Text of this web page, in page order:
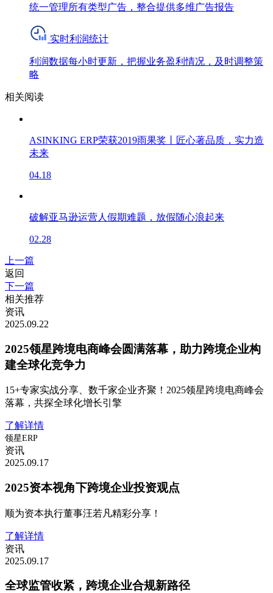
统一管理所有类型广告，整合提供多维广告报告
实时利润统计
利润数据每小时更新，把握业务盈利情况，及时调整策
略
相关阅读
ASINKING ERP荣获2019雨果奖丨匠心著品质，实力造
未来
04.18
破解亚马逊运营人假期难题，放假随心浪起来
02.28
上一篇
返回
下一篇
相关推荐
资讯
2025.09.22
2025领星跨境电商峰会圆满落幕，助力跨境企业构
建全球化竞争力
15+专家实战分享、数千家企业齐聚！2025领星跨境电商峰会
落幕，共探全球化增长引擎
了解详情
领星ERP
资讯
2025.09.17
2025资本视角下跨境企业投资观点
顺为资本执行董事汪若凡精彩分享！
了解详情
资讯
2025.09.17
全球监管收紧，跨境企业合规新路径